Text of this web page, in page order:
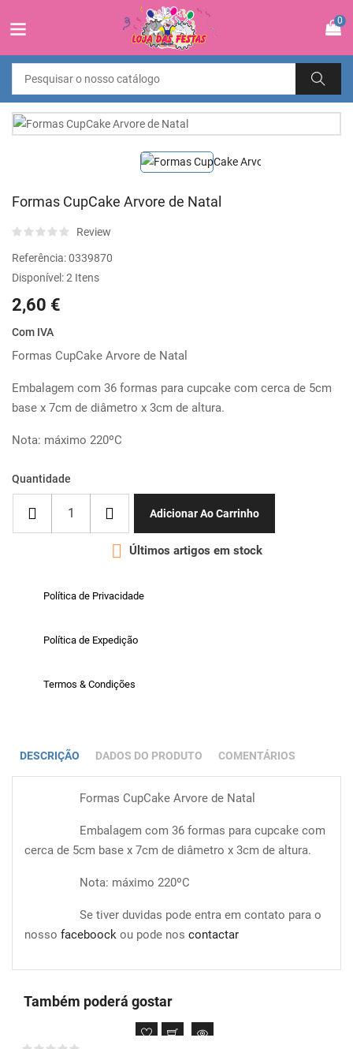
0
Formas CupCake Arvore de Natal
Review
Referência:0339870
Disponível:2 Itens
2,60 €
Com IVA
Formas CupCake Arvore de Natal
Embalagem com 36 formas para cupcake com cerca de 5cm
base x 7cm de diâmetro x 3cm de altura.
Nota: máximo 220ºC
Quantidade
Adicionar Ao Carrinho
 Últimos artigos em stock
Política de Privacidade
Política de Expedição
Termos & Condições
DESCRIÇÃO DADOS DO PRODUTO COMENTÁRIOS
Formas CupCake Arvore de Natal
Embalagem com 36 formas para cupcake com
cerca de 5cm base x 7cm de diâmetro x 3cm de altura.
Nota: máximo 220ºC
Se tiver duvidas pode entra em contato para o
nosso faceboock ou pode nos contactar
Também poderá gostar